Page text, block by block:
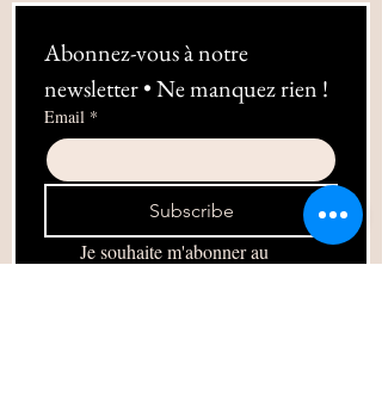
Abonnez-vous à notre
newsletter • Ne manquez rien !
Email *
Subscribe
Je souhaite m'abonner au